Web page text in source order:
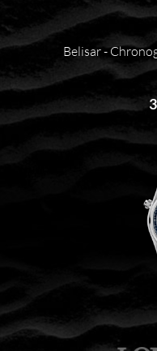
Belisar -